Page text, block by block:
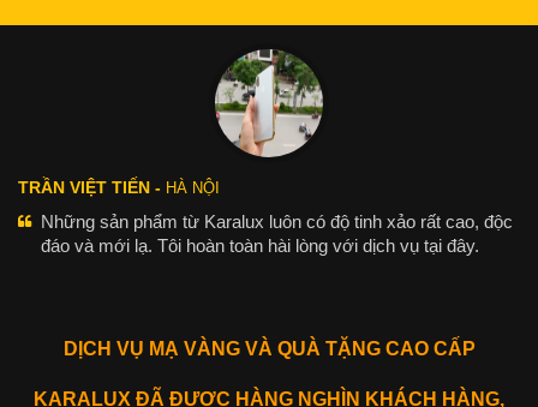
TRẦN VIỆT TIẾN - HÀ NỘI
Những sản phẩm từ Karalux luôn có độ tinh xảo rất cao, độc
đáo và mới lạ. Tôi hoàn toàn hài lòng với dịch vụ tại đây.
DỊCH VỤ MẠ VÀNG VÀ QUÀ TẶNG CAO CẤP
KARALUX ĐÃ ĐƯỢC HÀNG NGHÌN KHÁCH HÀNG,